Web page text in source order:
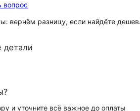
вопрос
вернём разницу, если найдёте
детали
и уточните всё важное до оплаты